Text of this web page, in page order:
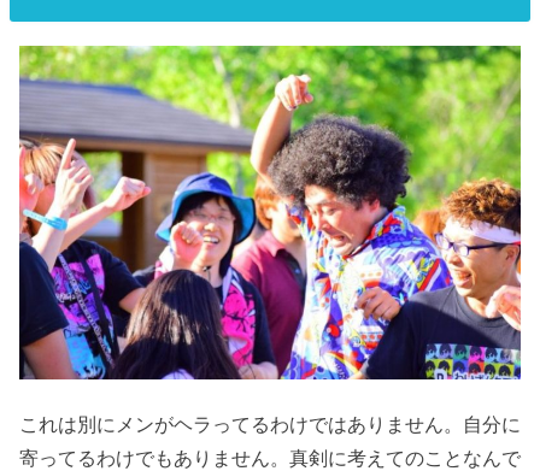
これは別にメンがヘラってるわけではありません。自分に
寄ってるわけでもありません。真剣に考えてのことなんで